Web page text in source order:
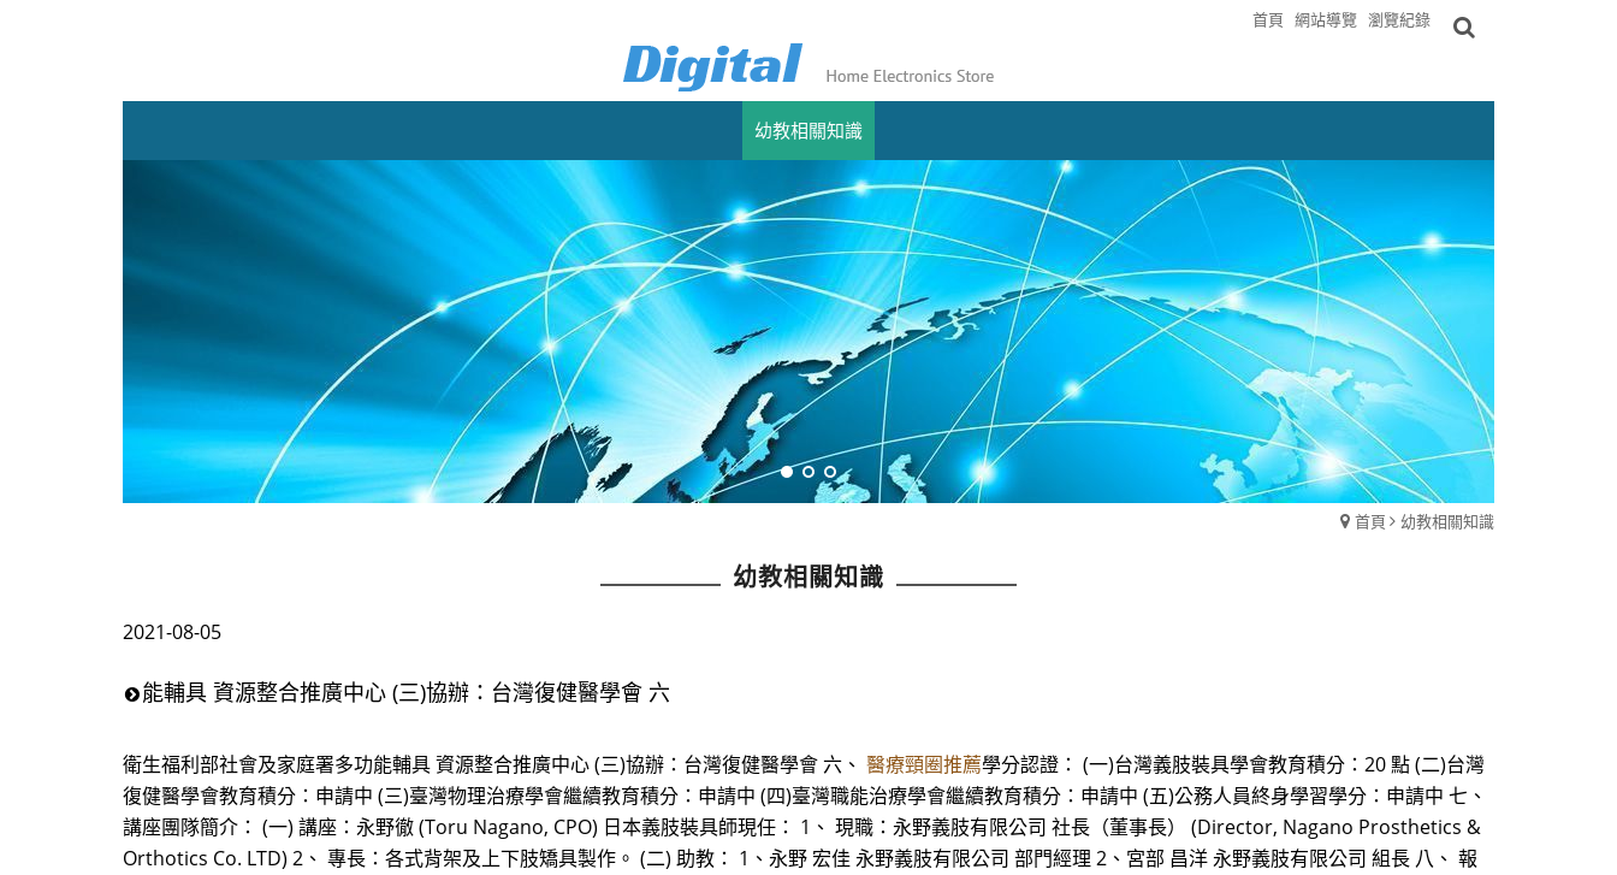
首頁 網站導覽 瀏覽紀錄
幼教相關知識
首頁 幼教相關知識
幼教相關知識
2021-08-05
能輔具 資源整合推廣中心 (三)協辦：台灣復健醫學會 六
衛生福利部社會及家庭署多功能輔具 資源整合推廣中心 (三)協辦：台灣復健醫學會 六、 醫療頸圈推薦學分認證： (一)台灣義肢裝具學會教育積分：20 點 (二)台灣
復健醫學會教育積分：申請中 (三)臺灣物理治療學會繼續教育積分：申請中 (四)臺灣職能治療學會繼續教育積分：申請中 (五)公務人員終身學習學分：申請中 七、
講座團隊簡介： (一) 講座：永野徹 (Toru Nagano, CPO) 日本義肢裝具師現任： 1、 現職：永野義肢有限公司 社長（董事長） (Director, Nagano Prosthetics &
Orthotics Co. LTD) 2、 專長：各式背架及上下肢矯具製作。 (二) 助教： 1、永野 宏佳 永野義肢有限公司 部門經理 2、宮部 昌洋 永野義肢有限公司 組長 八、 報